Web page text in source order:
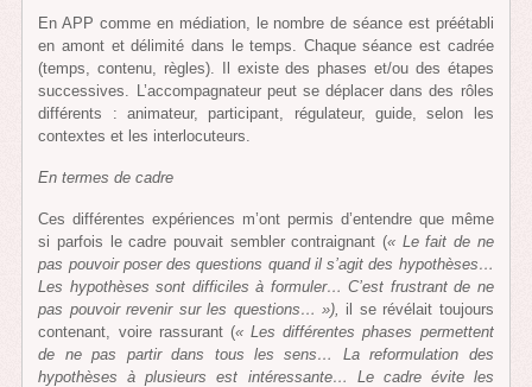
En APP comme en médiation, le nombre de séance est préétabli
en amont et délimité dans le temps. Chaque séance est cadrée
(temps, contenu, règles). Il existe des phases et/ou des étapes
successives. L’accompagnateur peut se déplacer dans des rôles
différents : animateur, participant, régulateur, guide, selon les
contextes et les interlocuteurs.
En termes de cadre
Ces différentes expériences m’ont permis d’entendre que même
si parfois le cadre pouvait sembler contraignant (« Le fait de ne
pas pouvoir poser des questions quand il s’agit des hypothèses…
Les hypothèses sont difficiles à formuler… C’est frustrant de ne
pas pouvoir revenir sur les questions… »),
il se révélait toujours
contenant, voire rassurant (« Les différentes phases permettent
de ne pas partir dans tous les sens… La reformulation des
hypothèses à plusieurs est intéressante… Le cadre évite les